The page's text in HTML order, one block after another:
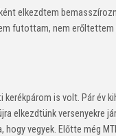
elkezdtem
futottam, nem
is volt. Pár év
elkezdtünk versenyekre
vegyek. Előtte még